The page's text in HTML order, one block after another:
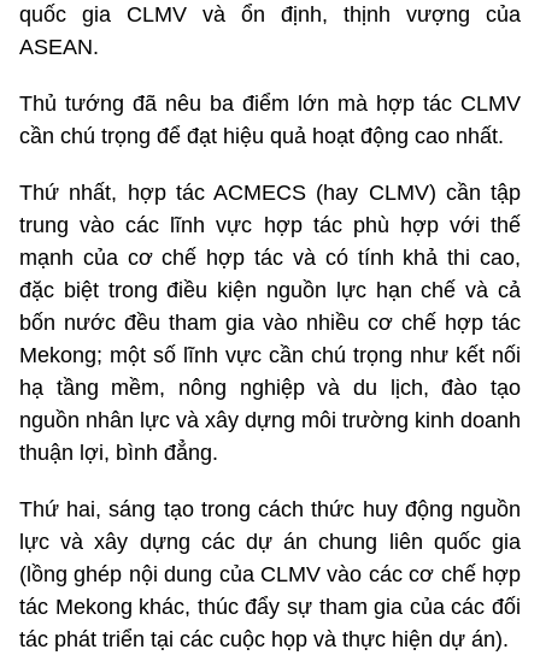
quốc gia CLMV và ổn định, thịnh vượng của
ASEAN.
Thủ tướng đã nêu ba điểm lớn mà hợp tác CLMV
cần chú trọng để đạt hiệu quả hoạt động cao nhất.
Thứ nhất, hợp tác ACMECS (hay CLMV) cần tập
trung vào các lĩnh vực hợp tác phù hợp với thế
mạnh của cơ chế hợp tác và có tính khả thi cao,
đặc biệt trong điều kiện nguồn lực hạn chế và cả
bốn nước đều tham gia vào nhiều cơ chế hợp tác
Mekong; một số lĩnh vực cần chú trọng như kết nối
hạ tầng mềm, nông nghiệp và du lịch, đào tạo
nguồn nhân lực và xây dựng môi trường kinh doanh
thuận lợi, bình đẳng.
Thứ hai, sáng tạo trong cách thức huy động nguồn
lực và xây dựng các dự án chung liên quốc gia
(lồng ghép nội dung của CLMV vào các cơ chế hợp
tác Mekong khác, thúc đẩy sự tham gia của các đối
tác phát triển tại các cuộc họp và thực hiện dự án).